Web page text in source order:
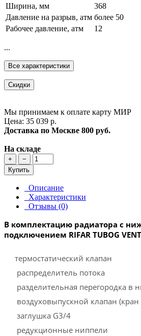
Ширина, мм
368
Давление на разрыв, атм более 50
Рабочее давление, атм
12
...
Все характеристики
Скидки
Мы принимаем к оплате карту МИР
Цена: 35 039 р.
Доставка по Москве 800 руб.
На складе
+
−
Купить
Описание
Характеристики
Отзывы (0)
В комплектацию радиатора с
подключением RIFAR TUBOG
термостатический клапан
распределитель потока
разделительная перегородка в
воздуховыпускной клапан
заглушка G3/4
редукционные ниппели